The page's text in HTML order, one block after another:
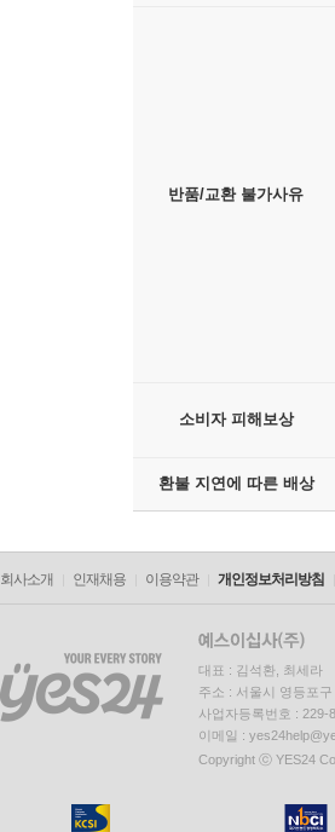
반품/교환 불가사유
소비자 피해보상
환불 지연에 따른 배상
회사소개 인재채용 이용약관 개인정보처리방침
대표 : 김석환, 최세라
주소 : 서울시 영등포
사업자등록번호 :
이메일 :
Copyright ⓒ YES24